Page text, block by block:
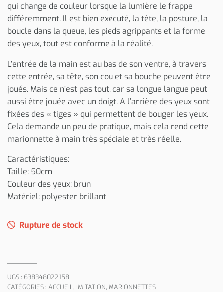
qui change de couleur lorsque la lumière le frappe
différemment. Il est bien exécuté, la tête, la posture, la
boucle dans la queue, les pieds agrippants et la forme
des yeux, tout est conforme à la réalité.
L’entrée de la main est au bas de son ventre, à travers
cette entrée, sa tête, son cou et sa bouche peuvent être
joués. Mais ce n’est pas tout, car sa longue langue peut
aussi être jouée avec un doigt. A l’arrière des yeux sont
fixées des « tiges » qui permettent de bouger les yeux.
Cela demande un peu de pratique, mais cela rend cette
marionnette à main très spéciale et très réelle.
Caractéristiques:
Taille: 50cm
Couleur des yeux: brun
Matériel: polyester brillant
Rupture de stock
UGS : 638348022158
CATÉGORIES : ACCUEIL, IMITATION, MARIONNETTES